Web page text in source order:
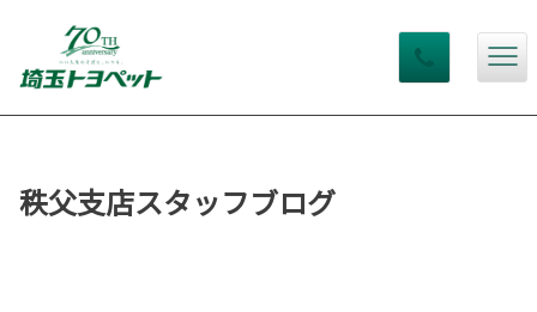
秩父支店スタッフブログ